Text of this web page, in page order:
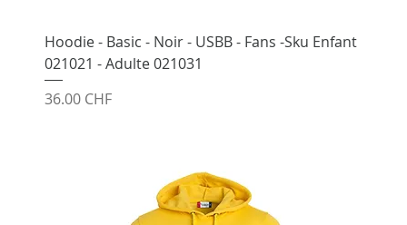
Hoodie - Basic - Noir - USBB - Fans -Sku Enfant
021021 - Adulte 021031
Prix
36.00 CHF